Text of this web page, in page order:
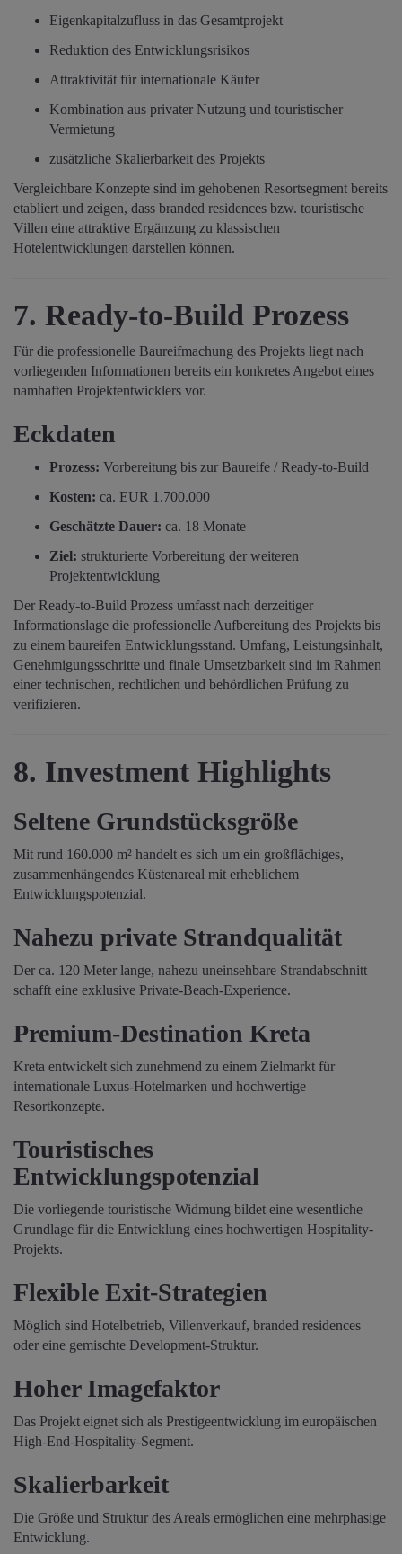
Eigenkapitalzufluss in das Gesamtprojekt
Reduktion des Entwicklungsrisikos
Attraktivität für internationale Käufer
Kombination aus privater Nutzung und touristischer
Vermietung
zusätzliche Skalierbarkeit des Projekts
Vergleichbare Konzepte sind im gehobenen Resortsegment bereits
etabliert und zeigen, dass branded residences bzw. touristische
Villen eine attraktive Ergänzung zu klassischen
Hotelentwicklungen darstellen können.
7. Ready-to-Build Prozess
Für die professionelle Baureifmachung des Projekts liegt nach
vorliegenden Informationen bereits ein konkretes Angebot eines
namhaften Projektentwicklers vor.
Eckdaten
Prozess: Vorbereitung bis zur Baureife / Ready-to-Build
Kosten: ca. EUR 1.700.000
Geschätzte Dauer: ca. 18 Monate
Ziel: strukturierte Vorbereitung der weiteren
Projektentwicklung
Der Ready-to-Build Prozess umfasst nach derzeitiger
Informationslage die professionelle Aufbereitung des Projekts bis
zu einem baureifen Entwicklungsstand. Umfang, Leistungsinhalt,
Genehmigungsschritte und finale Umsetzbarkeit sind im Rahmen
einer technischen, rechtlichen und behördlichen Prüfung zu
verifizieren.
8. Investment Highlights
Seltene Grundstücksgröße
Mit rund 160.000 m² handelt es sich um ein großflächiges,
zusammenhängendes Küstenareal mit erheblichem
Entwicklungspotenzial.
Nahezu private Strandqualität
Der ca. 120 Meter lange, nahezu uneinsehbare Strandabschnitt
schafft eine exklusive Private-Beach-Experience.
Premium-Destination Kreta
Kreta entwickelt sich zunehmend zu einem Zielmarkt für
internationale Luxus-Hotelmarken und hochwertige
Resortkonzepte.
Touristisches
Entwicklungspotenzial
Die vorliegende touristische Widmung bildet eine wesentliche
Grundlage für die Entwicklung eines hochwertigen Hospitality-
Projekts.
Flexible Exit-Strategien
Möglich sind Hotelbetrieb, Villenverkauf, branded residences
oder eine gemischte Development-Struktur.
Hoher Imagefaktor
Das Projekt eignet sich als Prestigeentwicklung im europäischen
High-End-Hospitality-Segment.
Skalierbarkeit
Die Größe und Struktur des Areals ermöglichen eine mehrphasige
Entwicklung.